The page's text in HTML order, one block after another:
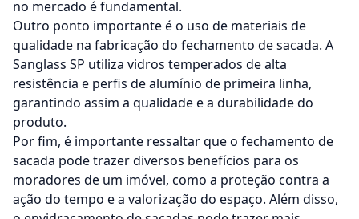
no mercado é fundamental.
Outro ponto importante é o uso de materiais de
qualidade na fabricação do fechamento de sacada. A
Sanglass SP utiliza vidros temperados de alta
resistência e perfis de alumínio de primeira linha,
garantindo assim a qualidade e a durabilidade do
produto.
Por fim, é importante ressaltar que o fechamento de
sacada pode trazer diversos benefícios para os
moradores de um imóvel, como a proteção contra a
ação do tempo e a valorização do espaço. Além disso,